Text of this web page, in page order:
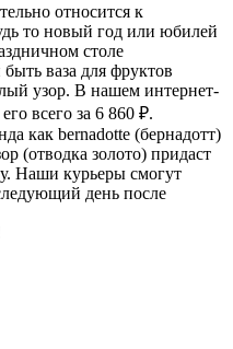
относится к
то новый год или юбилей
столе
ваза для фруктов
узор. В нашем интернет-
всего за 6 860 ₽.
как bernadotte (бернадотт)
(отводка золото) придаст
Наши курьеры смогут
день после